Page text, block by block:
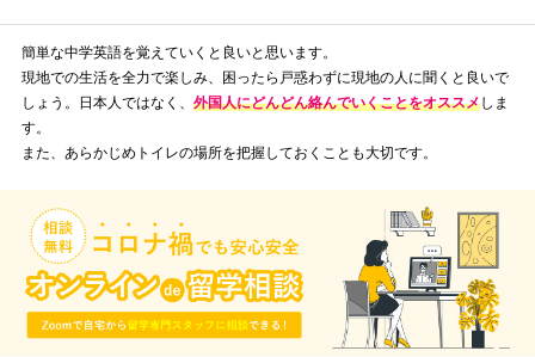
簡単な中学英語を覚えていくと良いと思います。
現地での生活を全力で楽しみ、困ったら戸惑わずに現地の人に聞くと良いで
しょう。日本人ではなく、 外国人にどんどん絡んでいくことをオススメしま
す。
また、あらかじめトイレの場所を把握しておくことも大切です。